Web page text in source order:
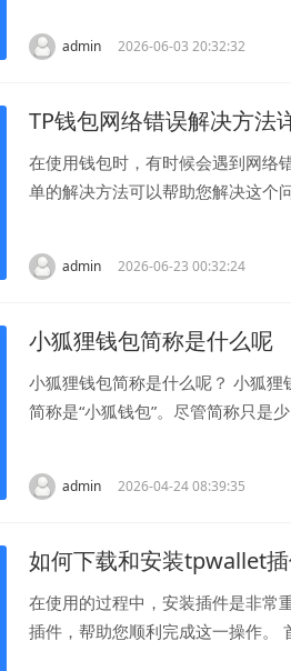
admin 2026-06-03 20:32:32
TP钱包网络错误解决方法
在使用钱包时，有时候会遇到网络
单的解决方法可以帮助您解决这个
admin 2026-06-23 00:32:24
小狐狸钱包简称是什么呢
小狐狸钱包简称是什么呢？ 小狐
简称是“小狐钱包”。尽管简称只是
admin 2026-04-24 08:39:35
如何下载和安装tpwallet
在使用的过程中，安装插件是非常
插件，帮助您顺利完成这一操作。